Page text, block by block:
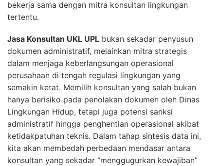
bekerja sama dengan mitra konsultan lingkungan
tertentu.
Jasa Konsultan UKL UPL bukan sekadar penyusun
dokumen administratif, melainkan mitra strategis
dalam menjaga keberlangsungan operasional
perusahaan di tengah regulasi lingkungan yang
semakin ketat. Memilih konsultan yang salah bukan
hanya berisiko pada penolakan dokumen oleh Dinas
Lingkungan Hidup, tetapi juga potensi sanksi
administratif hingga penghentian operasional akibat
ketidakpatuhan teknis. Dalam tahap sintesis data ini,
kita akan membedah perbedaan mendasar antara
konsultan yang sekadar “menggugurkan kewajiban”